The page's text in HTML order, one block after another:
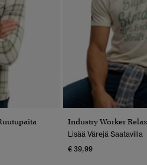
Industry Worker
Lisää Värejä Saatavilla
€ 39,99